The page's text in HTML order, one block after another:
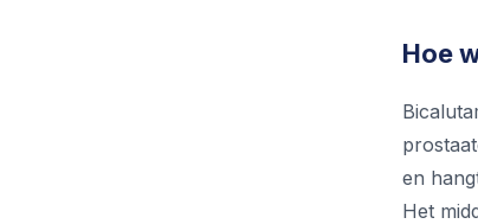
Hoe
en
Het